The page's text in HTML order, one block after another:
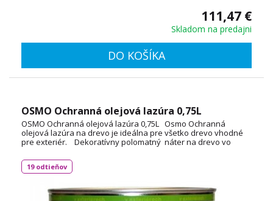
111,47 €
Skladom na predajni
DO KOŠÍKA
OSMO Ochranná olejová lazúra 0,75L
OSMO Ochranná olejová lazúra 0,75L Osmo Ochranná
olejová lazúra na drevo je ideálna pre všetko drevo vhodné
pre exteriér. Dekoratívny polomatný náter na drevo vo
olejov. Vodeodolný, extrémne odolný voči UV žiareniu a
poveternostným vplyvom. Spotreba: cca 35 ml / m².
19 odtieňov